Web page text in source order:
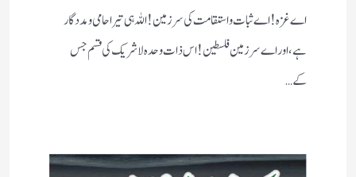
اے غزہ! اے ثبات واستقامت کی سرزمین! اللہ ہی تیرا حامی ومددگار
ہے، اور اے سرزمین فلسطین! اس ذات وحدہ لاشریک کی قسم جس
کے…